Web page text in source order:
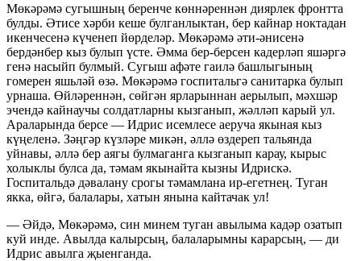
Мөкәрәмә сугышның беренче көннәреннән диярлек фронтта
булды. Әтисе хәрби кеше булганлыктан, бер кайнар ноктадан
икенчесенә күченеп йөрделәр. Мөкәрәмә әти-әнисенә
бердәнбер кыз булып үсте. Әмма бер-берсен кадерләп яшәргә
генә насыйп булмый. Сугыш афәте гаилә башлыгының
гомерен яшьләй өзә. Мөкәрәмә госпитальгә санитарка булып
урнаша. Өйләреннән, сөйгән ярларыннан аерылып, мәхшәр
эчендә кайнаучы солдатларны кызганып, жәлләп карый ул.
Араларында берсе — Идрис исемлесе аеруча якыная кыз
күңеленә. Зәңгәр күзләре микән, әллә өздереп тальянда
уйнавы, әллә бер аягы булмаганга кызганып карау, кырыс
холыклы булса да, тәмам якынайта кызны Идрискә.
Госпитальдә дәвалану срогы тәмамлана ир-егетнең. Туган
якка, өйгә, балалары, хатын янына кайтачак ул!
— Әйдә, Мөкәрәмә, син минем туган авылыма кадәр озатып
куй инде. Авылда калырсың, балаларымны карарсың, — ди
Идрис авылга җыенганда.